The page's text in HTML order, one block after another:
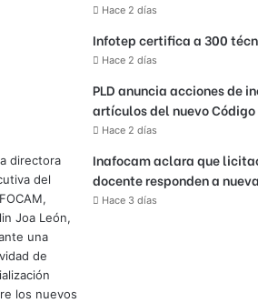
Hace 2 días
Infotep certifica a 300
Hace 2 días
PLD anuncia acciones de
artículos del nuevo Código
Hace 2 días
Inafocam aclara que
docente responden a
Hace 3 días